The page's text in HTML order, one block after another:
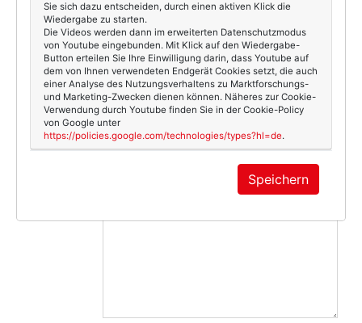
KOMMENTAR
Sie sich dazu entscheiden, durch einen aktiven Klick die
Wiedergabe zu starten.
Die Videos werden dann im erweiterten Datenschutzmodus
von Youtube eingebunden. Mit Klick auf den Wiedergabe-
Button erteilen Sie Ihre Einwilligung darin, dass Youtube auf
dem von Ihnen verwendeten Endgerät Cookies setzt, die auch
einer Analyse des Nutzungsverhaltens zu Marktforschungs-
und Marketing-Zwecken dienen können. Näheres zur Cookie-
Verwendung durch Youtube finden Sie in der Cookie-Policy
von Google unter
https://policies.google.com/technologies/types?hl=de.
Speichern